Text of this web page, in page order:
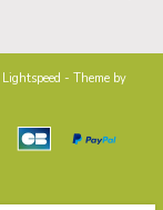
Lightspeed - Theme by